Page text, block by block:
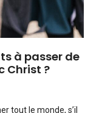
à passer de
Christ ?
tout le monde, s’il